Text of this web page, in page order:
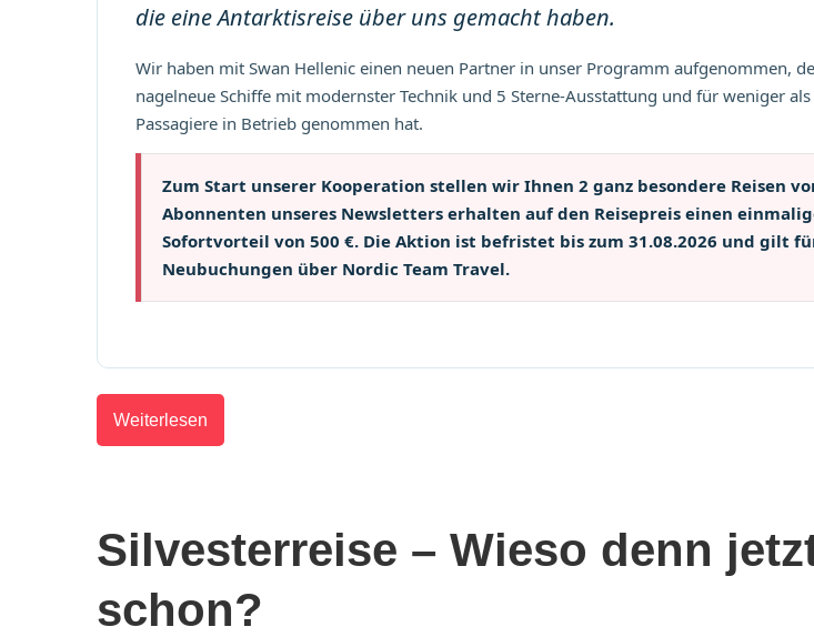
die eine Antarktisreise über uns gemacht haben.
Wir haben mit Swan Hellenic einen neuen Partner in unser Programm aufgenommen,
nagelneue Schiffe mit modernster Technik und 5 Sterne-Ausstattung und für weniger
Passagiere in Betrieb genommen hat.
Zum Start unserer Kooperation stellen wir Ihnen 2 ganz besondere Reisen
Abonnenten unseres Newsletters erhalten auf den Reisepreis einen
Sofortvorteil von 500 €. Die Aktion ist befristet bis zum 31.08.2026 und gilt
Neubuchungen über Nordic Team Travel.
Weiterlesen
Silvesterreise – Wieso denn
schon?